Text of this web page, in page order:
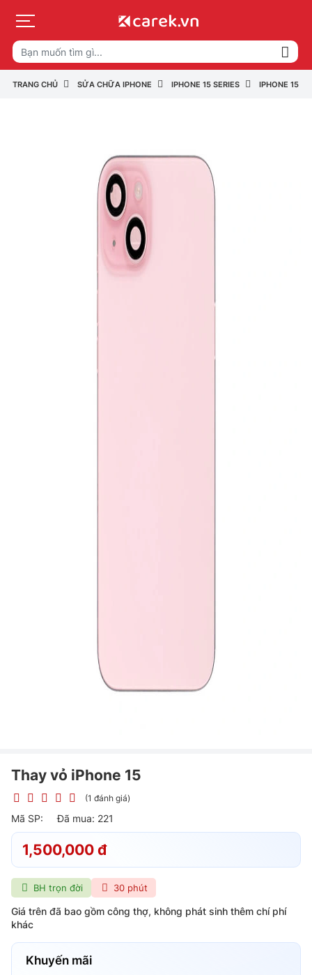
TRANG CHỦ SỬA CHỮA IPHONE IPHONE 15 SERIES IPHONE 15
Thay vỏ iPhone 15
(1 đánh giá)
Mã SP: Đã mua: 221
1,500,000 đ
BH trọn đời 30 phút
Giá trên đã bao gồm công thợ, không phát sinh thêm chí phí
khác
Khuyến mãi